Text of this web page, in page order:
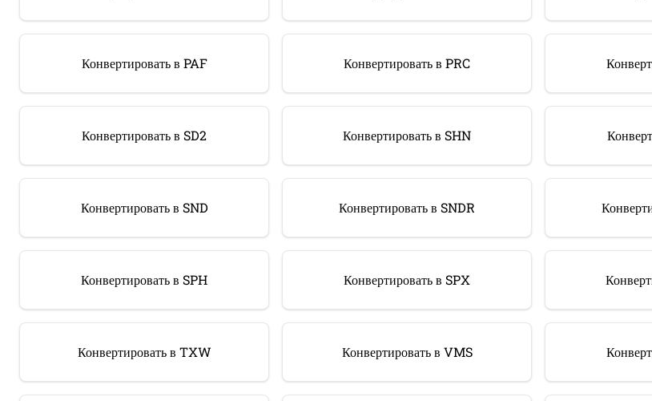
Конвертировать в PAF Конвертировать в PRC
Конвертировать в SD2 Конвертировать в SHN
Конвертировать в SND Конвертировать в SNDR
Конвертировать в SPH Конвертировать в SPX
Конвертировать в TXW Конвертировать в VMS